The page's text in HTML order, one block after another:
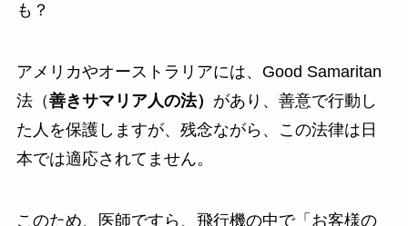
も？
アメリカやオーストラリアには、Good Samaritan
法（善きサマリア人の法） があり、善意で行動し
た人を保護しますが、残念ながら、この法律は日
本では適応されてません。
このため、医師ですら、飛行機の中で「お客様の